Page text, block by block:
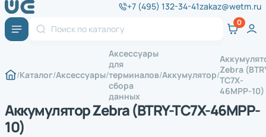
+7 (495) 132-34-41zakaz@wetm.ru
Каталог Аксессуары
Аксессуары
для
терминалов
сбора
данных
Аккумулятор Zebra
TC7X-
46MPP-10)
Аккумулятор Zebra (BTRY-TC7X-46MPP-
10)